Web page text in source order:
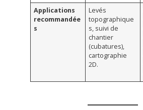
Applications
recommandée
s
Levés
topographique
s, suivi de
chantier
(cubatures),
cartographie
2D.